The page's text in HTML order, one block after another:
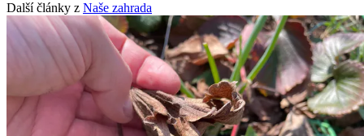
Další články z Naše zahrada